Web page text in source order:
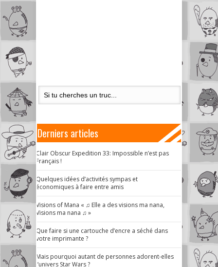
Derniers articles
Clair Obscur Expedition 33: Impossible n’est pas
Français !
Quelques idées d’activités sympas et
économiques à faire entre amis
Visions of Mana « ♫ Elle a des visions ma nana,
Visions ma nana ♫ »
Que faire si une cartouche d’encre a séché dans
votre imprimante ?
Mais pourquoi autant de personnes adorent-elles
l’univers Star Wars ?